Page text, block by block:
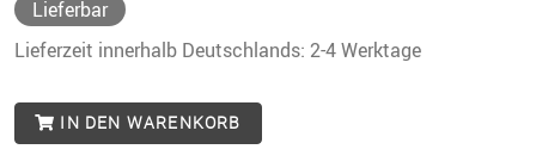
Lieferbar
Lieferzeit innerhalb Deutschlands: 2-4 Werktage
IN DEN WARENKORB